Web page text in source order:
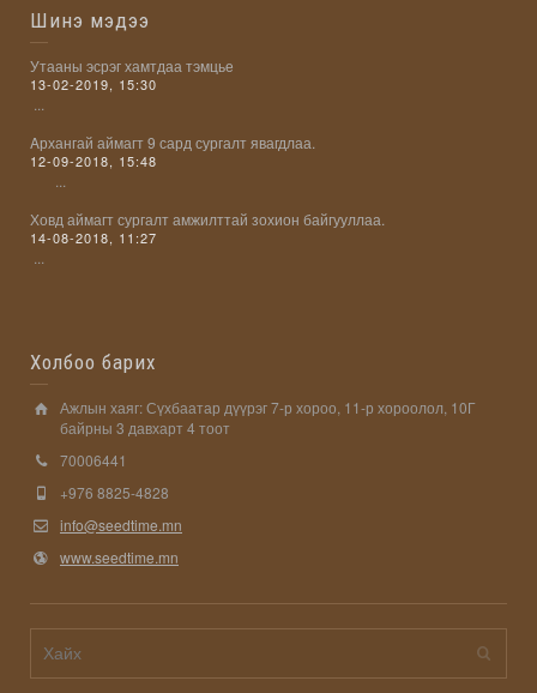
Шинэ мэдээ
Утааны эсрэг хамтдаа тэмцье
13-02-2019, 15:30
...
Aрхангай аймагт 9 сард сургалт явагдлаа.
12-09-2018, 15:48
...
Ховд аймагт сургалт амжилттай зохион байгууллаа.
14-08-2018, 11:27
...
Холбоо барих
Ажлын хаяг: Сүхбаатар дүүрэг 7-р хороо, 11-р хороолол, 10Г
байрны 3 давхарт 4 тоот
70006441
+976 8825-4828
info@seedtime.mn
www.seedtime.mn